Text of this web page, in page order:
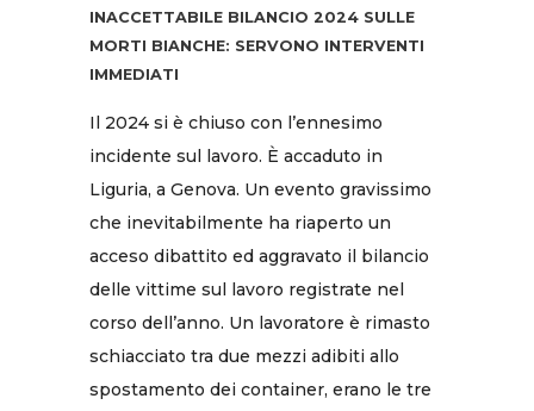
INACCETTABILE BILANCIO 2024 SULLE
MORTI BIANCHE: SERVONO INTERVENTI
IMMEDIATI
Il 2024 si è chiuso con l’ennesimo
incidente sul lavoro. È accaduto in
Liguria, a Genova. Un evento gravissimo
che inevitabilmente ha riaperto un
acceso dibattito ed aggravato il bilancio
delle vittime sul lavoro registrate nel
corso dell’anno. Un lavoratore è rimasto
schiacciato tra due mezzi adibiti allo
spostamento dei container, erano le tre